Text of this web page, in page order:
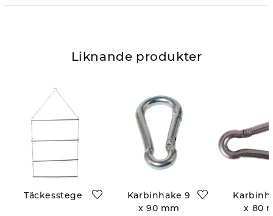
Liknande produkter
Täckesstege
Karbinhake 9
x 90 mm
x 80